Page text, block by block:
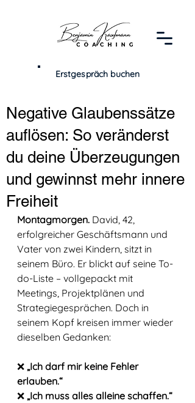
Erstgespräch buchen
Negative Glaubenssätze
auflösen: So veränderst
du deine Überzeugungen
und gewinnst mehr innere
Freiheit
Montagmorgen. David, 42,
erfolgreicher Geschäftsmann und
Vater von zwei Kindern, sitzt in
seinem Büro. Er blickt auf seine To-
do-Liste – vollgepackt mit
Meetings, Projektplänen und
Strategiegesprächen. Doch in
seinem Kopf kreisen immer wieder
dieselben Gedanken:
❌ „Ich darf mir keine Fehler
erlauben.“
❌ „Ich muss alles alleine schaffen.“